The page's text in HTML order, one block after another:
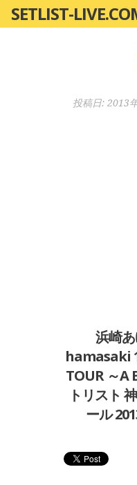
ン
SETLIST-
投稿日: 2013
浜崎
hamasaki
TOUR ～A
トリスト
ール